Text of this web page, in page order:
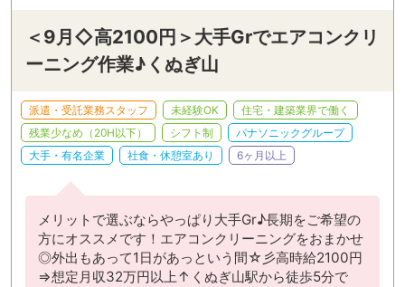
＜9月◇高2100円＞大手Grでエアコンクリ
ーニング作業♪くぬぎ山
派遣・受託業務スタッフ 未経験OK
住宅・建築業界で働く
残業少なめ（20H以下）
シフト制
パナソニックグループ
大手・有名企業
社食・休憩室あり 6ヶ月以上
メリットで選ぶならやっぱり大手Gr♪長期をご希望の
方にオススメです！エアコンクリーニングをおまかせ
◎外出もあって1日があっという間☆彡高時給2100円
⇒想定月収32万円以上↑くぬぎ山駅から徒歩5分で